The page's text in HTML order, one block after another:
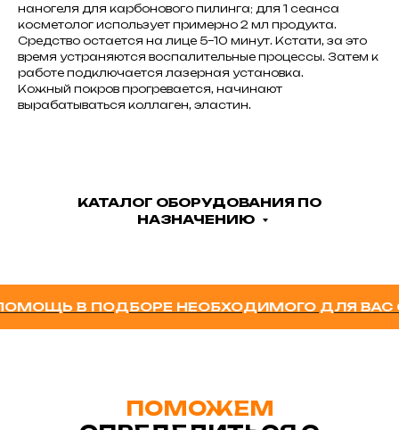
наногеля для карбонового пилинга; для 1 сеанса
косметолог использует примерно 2 мл продукта.
Средство остается на лице 5–10 минут. Кстати, за это
время устраняются воспалительные процессы. Затем к
работе подключается лазерная установка.
Кожный покров прогревается, начинают
вырабатываться коллаген, эластин.
КАТАЛОГ ОБОРУДОВАНИЯ ПО
НАЗНАЧЕНИЮ
В ПОДБОРЕ НЕОБХОДИМОГО ДЛЯ ВАС
ПОМОЖЕМ